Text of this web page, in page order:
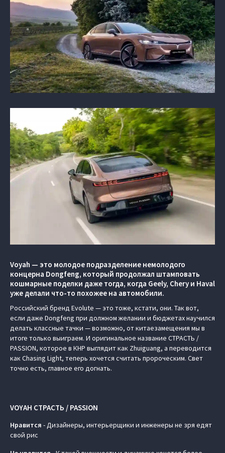
Voyah — это молодое подразделение немолодого
концерна Dongfeng, который продолжал штамповать
кошмарные поделки даже тогда, когда Geely, Chery и Haval
уже делали что-то похожее на автомобили.
Российский бренд Evolute — это тоже, кстати, они. Так вот,
если даже Dongfeng при должном желании и бюджетах научился
делать классные тачки — возможно, от китаезамещения мы в
итоге только выиграем. И оригинальное название СТРАСТЬ /
PASSION, которое в КНР выглядит как Zhuiguang, а переводится
как Chasing Light, теперь хочется считать пророческим. Свет
точно есть, главное его догнать.
VOYAH СТРАСТЬ / PASSION
Нравится - Дизайнеры, интерьерщики и инженеры не зря едят
свой рис